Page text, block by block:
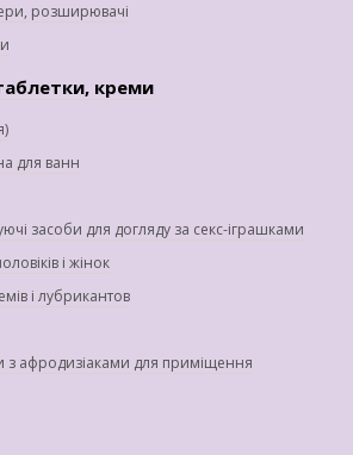
розширювачі
креми
для ванн
засоби для догляду за секс-іграшками
і жінок
і лубрикантов
з афродизіаками для приміщення